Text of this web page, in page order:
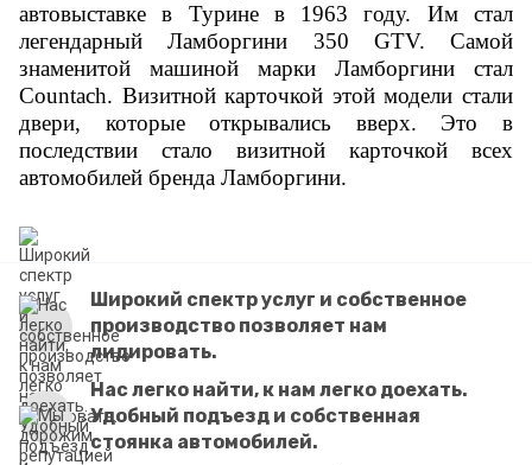
автовыставке в Турине в 1963 году. Им стал
легендарный Ламборгини 350 GTV. Самой
знаменитой машиной марки Ламборгини стал
Countach. Визитной карточкой этой модели стали
двери, которые открывались вверх. Это в
последствии стало визитной карточкой всех
автомобилей бренда Ламборгини.
Широкий спектр услуг и собственное
производство позволяет нам
лидировать.
Нас легко найти, к нам легко доехать.
Удобный подъезд и собственная
стоянка автомобилей.